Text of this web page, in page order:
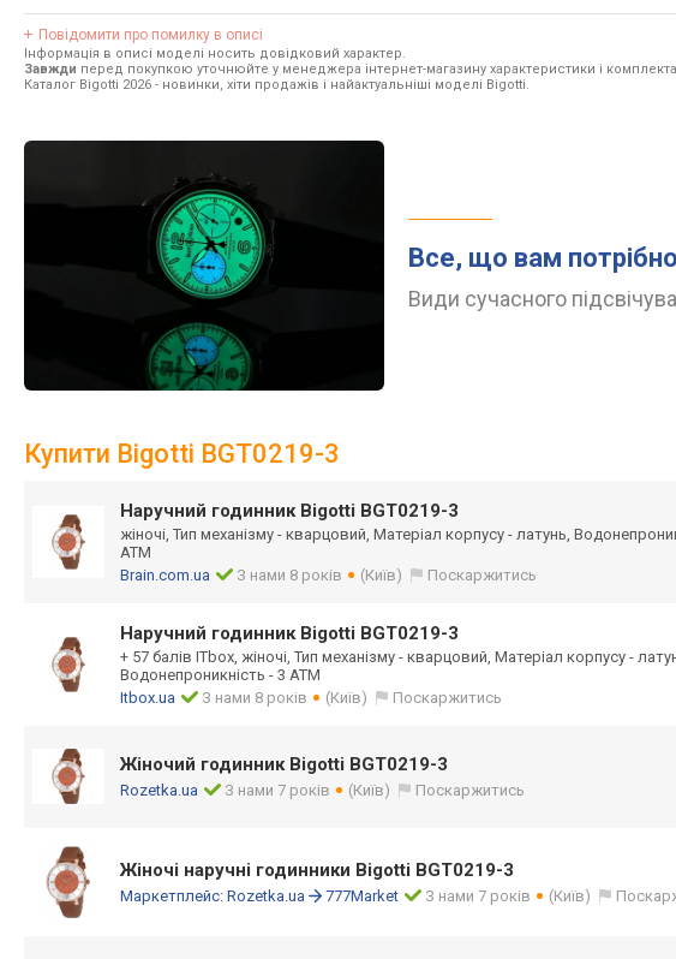
Повідомити про помилку в описі
Інформація в описі моделі носить довідковий характер.
Завжди перед покупкою уточнюйте у менеджера інтернет-магазину характеристики і
Каталог Bigotti 2026 - новинки, хіти продажів і найактуальніші моделі Bigotti.
Все, що вам
Види сучасного
Купити Bigotti BGT0219-3
Наручний годинник Bigotti BGT0219-3
жіночі, Тип механізму - кварцовий, Матеріал корпусу - латунь,
АТМ
Brain.com.ua
З нами 8 років (Київ) Поскаржитись
Наручний годинник Bigotti BGT0219-3
+ 57 балів ITbox, жіночі, Тип механізму - кварцовий, Матеріал корпусу -
Водонепроникність - 3 АТМ
Itbox.ua
З нами 8 років (Київ) Поскаржитись
Жіночий годинник Bigotti BGT0219-3
Rozetka.ua З нами 7 років (Київ) Поскаржитись
Жіночі наручні годинники Bigotti BGT0219-3
Маркетплейс: Rozetka.ua 777Market З нами 7 років (Київ)